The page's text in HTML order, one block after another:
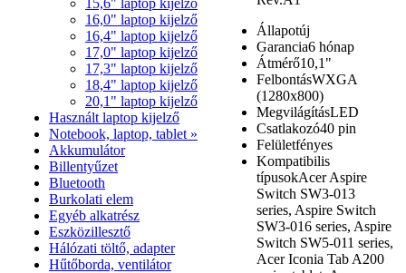
15,6" laptop kijelző
16,0" laptop kijelző
16,4" laptop kijelző
17,0" laptop kijelző
17,3" laptop kijelző
18,4" laptop kijelző
20,1" laptop kijelző
Használt laptop kijelző
Notebook, laptop, tablet »
Akkumulátor
Billentyűzet
Bluetooth
Burkolati elem
Egyéb alkatrész
Eszközillesztő
Hálózati töltő, adapter
Hűtőborda, ventilátor
Állapotúj
Garancia6 hónap
Átmérő10,1"
FelbontásWXGA
(1280x800)
MegvilágításLED
Csatlakozó40 pin
Felületfényes
Kompatibilis
típusokAcer Aspire
Switch SW3-013
series, Aspire Switch
SW3-016 series, Aspire
Switch SW5-011 series,
Acer Iconia Tab A200